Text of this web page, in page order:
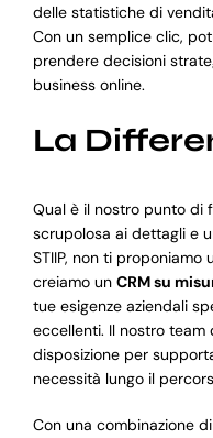
delle statistiche di
Con un semplice clic,
prendere decisioni
business online.
La
Qual è il nostro punto di
scrupolosa ai dettagli e
STIIP, non ti proponiamo
creiamo un CRM su
tue esigenze aziendali
eccellenti. Il nostro
disposizione per
necessità lungo il
Con una combinazione